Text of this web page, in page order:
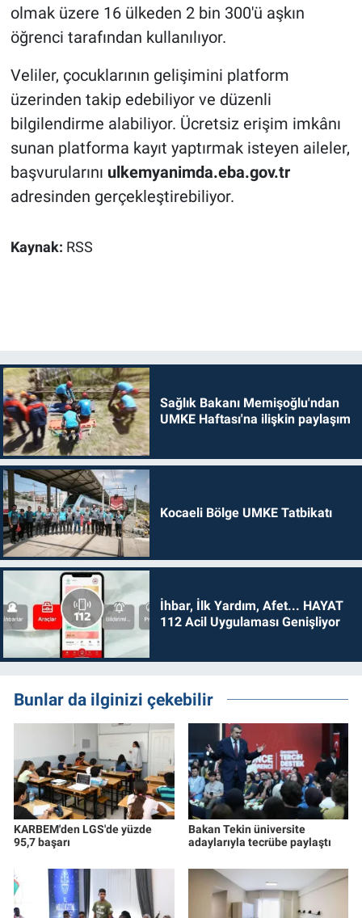
olmak üzere 16 ülkeden 2 bin 300'ü aşkın
öğrenci tarafından kullanılıyor.
Veliler, çocuklarının gelişimini platform
üzerinden takip edebiliyor ve düzenli
bilgilendirme alabiliyor. Ücretsiz erişim imkânı
sunan platforma kayıt yaptırmak isteyen aileler,
başvurularını ulkemyanimda.eba.gov.tr
adresinden gerçekleştirebiliyor.
Kaynak: RSS
Sağlık Bakanı Memişoğlu'ndan
UMKE Haftası'na ilişkin paylaşım
Kocaeli Bölge UMKE Tatbikatı
İhbar, İlk Yardım, Afet... HAYAT
112 Acil Uygulaması Genişliyor
Bunlar da ilginizi çekebilir
KARBEM'den LGS'de yüzde
95,7 başarı
Bakan Tekin üniversite
adaylarıyla tecrübe paylaştı